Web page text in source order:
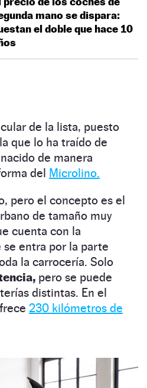
mano se dispara:
el doble que hace 10
de la lista, puesto
que lo ha traído de
de manera
del Microlino.
pero el concepto es el
de tamaño muy
cuenta con la
entra por la parte
la carrocería. Solo
pero se puede
distintas. En el
230 kilómetros de